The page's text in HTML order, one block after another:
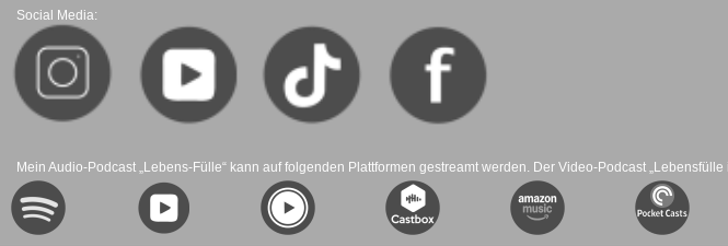
Social Media:
Mein Audio-Podcast „Lebens-Fülle“ kann auf folgenden Plattformen gestreamt werden. Der Video-Podcast